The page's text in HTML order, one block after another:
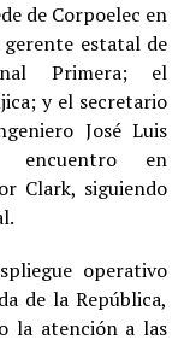
de Corpoelec en
estatal de
Primera; el
y el secretario
José Luis
encuentro en
Clark, siguiendo
operativo
de la República,
la atención a las